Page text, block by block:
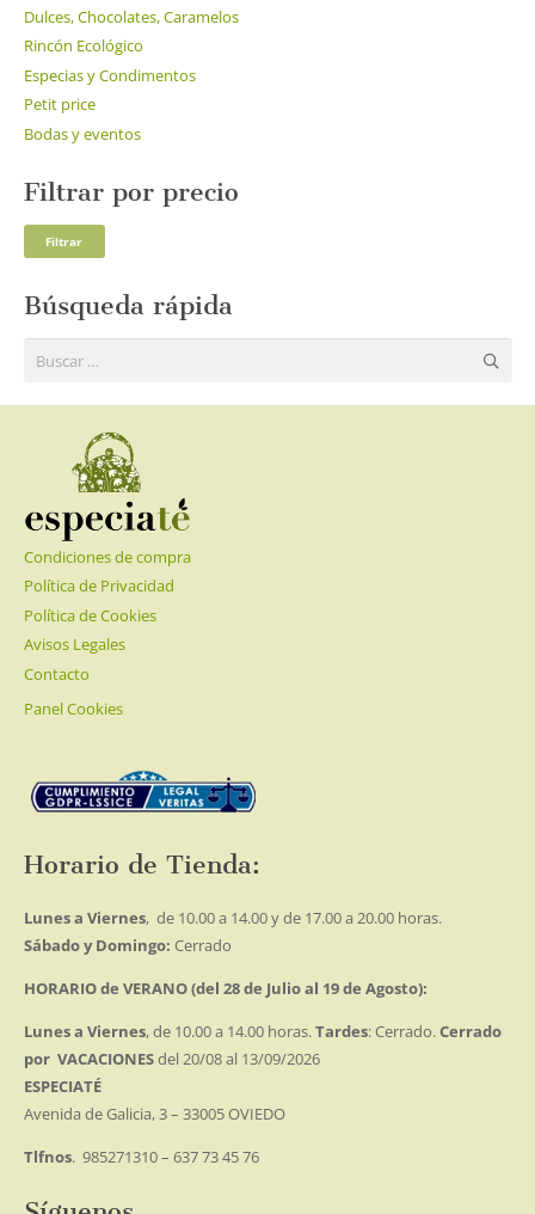
Dulces, Chocolates, Caramelos
Rincón Ecológico
Especias y Condimentos
Petit price
Bodas y eventos
Filtrar por precio
Filtrar
Búsqueda rápida
Condiciones de compra
Política de Privacidad
Política de Cookies
Avisos Legales
Contacto
Panel Cookies
Horario de Tienda:
Lunes a Viernes, de 10.00 a 14.00 y de 17.00 a 20.00 horas.
Sábado y Domingo: Cerrado
HORARIO de VERANO (del 28 de Julio al 19 de Agosto):
Lunes a Viernes, de 10.00 a 14.00 horas.Tardes: Cerrado.Cerrado
por VACACIONESdel 20/08 al 13/09/2026
ESPECIATÉ
Avenida de Galicia, 3 – 33005 OVIEDO
Tlfnos. 985271310 – 637 73 45 76